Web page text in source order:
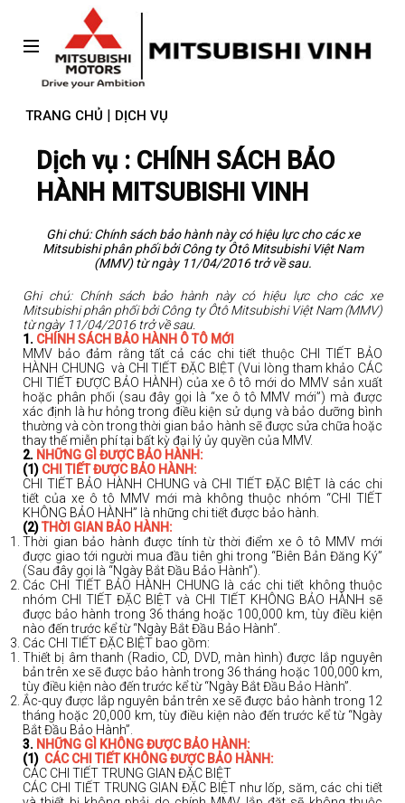
TRANG CHỦ | DỊCH VỤ
Dịch vụ : CHÍNH SÁCH BẢO
HÀNH MITSUBISHI VINH
Ghi chú: Chính sách bảo hành này có hiệu lực cho các xe
Mitsubishi phân phối bởi Công ty Ôtô Mitsubishi Việt Nam
(MMV) từ ngày 11/04/2016 trở về sau.
Ghi chú: Chính sách bảo hành này có hiệu lực cho các xe
Mitsubishi phân phối bởi Công ty Ôtô Mitsubishi Việt Nam (MMV)
từ ngày 11/04/2016 trở về sau.
1. CHÍNH SÁCH BẢO HÀNH Ô TÔ MỚI
MMV bảo đảm rằng tất cả các chi tiết thuộc CHI TIẾT BẢO
HÀNH CHUNG và CHI TIẾT ĐẶC BIỆT (Vui lòng tham khảo CÁC
CHI TIẾT ĐƯỢC BẢO HÀNH) của xe ô tô mới do MMV sản xuất
hoặc phân phối (sau đây gọi là “xe ô tô MMV mới”) mà được
xác định là hư hỏng trong điều kiện sử dụng và bảo dưỡng bình
thường và còn trong thời gian bảo hành sẽ được sửa chữa hoặc
thay thế miễn phí tại bất kỳ đại lý ủy quyền của MMV.
2. NHỮNG GÌ ĐƯỢC BẢO HÀNH:
(1) CHI TIẾT ĐƯỢC BẢO HÀNH:
CHI TIẾT BẢO HÀNH CHUNG và CHI TIẾT ĐẶC BIỆT là các chi
tiết của xe ô tô MMV mới mà không thuộc nhóm “CHI TIẾT
KHÔNG BẢO HÀNH” là những chi tiết được bảo hành.
(2)THỜI GIAN BẢO HÀNH:
Thời gian bảo hành được tính từ thời điểm xe ô tô MMV mới
được giao tới người mua đầu tiên ghi trong “Biên Bản Đăng Ký”
(Sau đây gọi là “Ngày Bắt Đầu Bảo Hành”).
Các CHI TIẾT BẢO HÀNH CHUNG là các chi tiết không thuộc
nhóm CHI TIẾT ĐẶC BIỆT và CHI TIẾT KHÔNG BẢO HÀNH sẽ
được bảo hành trong 36 tháng hoặc 100,000 km, tùy điều kiện
nào đến trước kể từ “Ngày Bắt Đầu Bảo Hành”.
Các CHI TIẾT ĐẶC BIỆT bao gồm:
Thiết bị âm thanh (Radio, CD, DVD, màn hình) được lắp nguyên
bản trên xe sẽ được bảo hành trong 36 tháng hoặc 100,000 km,
tùy điều kiện nào đến trước kể từ “Ngày Bắt Đầu Bảo Hành”.
Ắc-quy được lắp nguyên bản trên xe sẽ được bảo hành trong 12
tháng hoặc 20,000 km, tùy điều kiện nào đến trước kể từ “Ngày
Bắt Đầu Bảo Hành”.
3. NHỮNG GÌ KHÔNG ĐƯỢC BẢO HÀNH:
(1) CÁC CHI TIẾT KHÔNG ĐƯỢC BẢO HÀNH:
CÁC CHI TIẾT TRUNG GIAN ĐẶC BIỆT
CÁC CHI TIẾT TRUNG GIAN ĐẶC BIỆT như lốp, săm, các chi tiết
NHẬN BÁO GIÁ & ƯU ĐÃI
RIÊNG ĐẠI LÝ
Đăng ký tư vấn qua điện thoại
Nhập số điện thoại, chúng tôi sẽ gọi để hỗ trợ
GỬI YÊU CẦU NGAY
Đóng